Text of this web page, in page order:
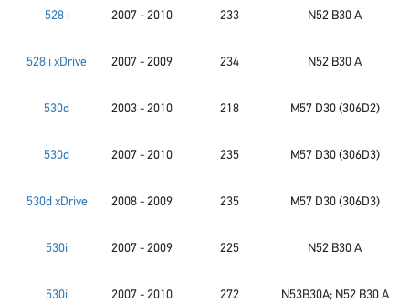
528 i 2007 - 2010 233 N52 B30 A
528 i xDrive 2007 - 2009 234 N52 B30 A
530d 2003 - 2010 218 M57 D30 (306D2)
530d 2007 - 2010 235 M57 D30 (306D3)
530d xDrive 2008 - 2009 235 M57 D30 (306D3)
530i 2007 - 2009 225 N52 B30 A
530i 2007 - 2010 272 N53B30A; N52 B30 A